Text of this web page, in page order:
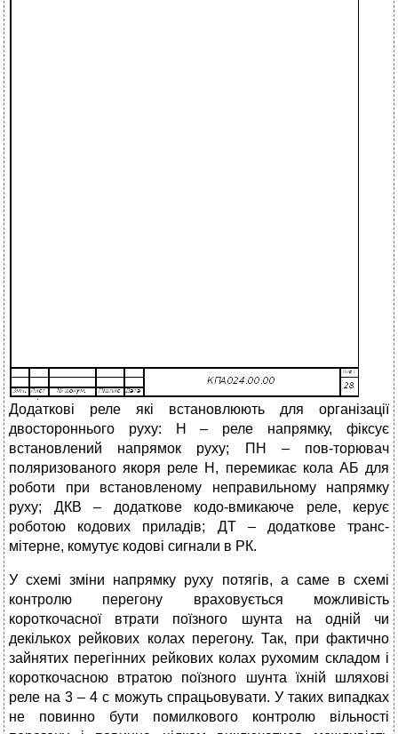
Додаткові реле які встановлюють для організації
двостороннього руху: Н – реле напрямку, фіксує
встановлений напрямок руху; ПН – пов-торювач
поляризованого якоря реле Н, перемикає кола АБ для
роботи при встановленому неправильному напрямку
руху; ДКВ – додаткове кодо-вмикаюче реле, керує
роботою кодових приладів; ДТ – додаткове транс-
мітерне, комутує кодові сигнали в РК.
У схемі зміни напрямку руху потягів, а саме в схемі
контролю перегону враховується можливість
короткочасної втрати поїзного шунта на одній чи
декількох рейкових колах перегону. Так, при фактично
зайнятих перегінних рейкових колах рухомим складом і
короткочасною втратою поїзного шунта їхній шляхові
реле на 3 – 4 с можуть спрацьовувати. У таких випадках
не повинно бути помилкового контролю вільності